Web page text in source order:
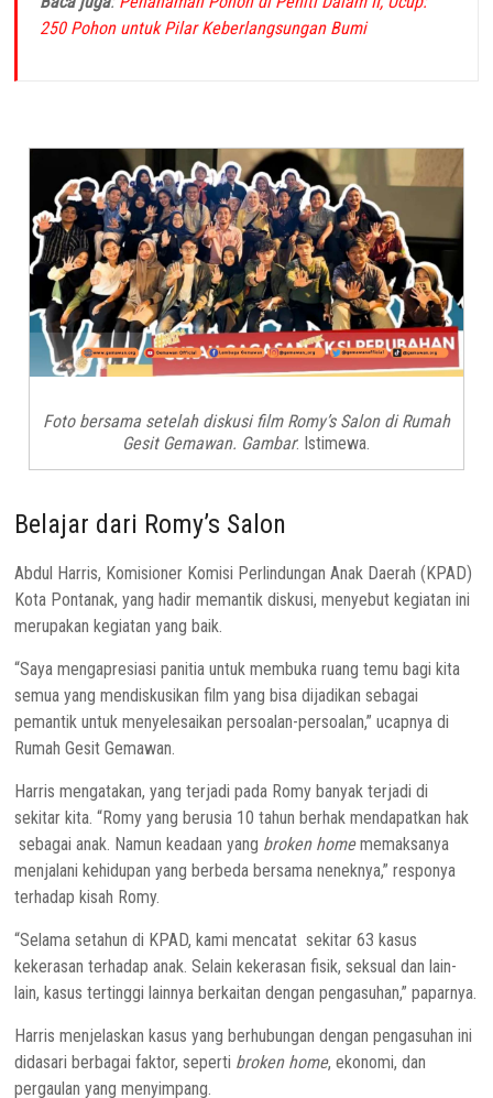
250 Pohon untuk Pilar Keberlangsungan Bumi
Foto bersama setelah diskusi film Romy’s Salon di Rumah
Gesit Gemawan. Gambar: Istimewa.
Belajar dari Romy’s Salon
Abdul Harris, Komisioner Komisi Perlindungan Anak Daerah (KPAD)
Kota Pontanak, yang hadir memantik diskusi, menyebutkegiatan ini
merupakan kegiatan yang baik.
“Saya mengapresiasi panitia untuk membuka ruang temu bagi kita
semua yang mendiskusikan film yang bisa dijadikan sebagai
pemantik untuk menyelesaikan persoalan-persoalan,” ucapnya di
Rumah Gesit Gemawan.
Harris mengatakan, yang terjadi pada Romy banyak terjadi di
sekitar kita. “Romy yang berusia 10 tahun berhak mendapatkan hak
sebagai anak. Namun keadaan yang broken homememaksanya
menjalani kehidupan yang berbeda bersama neneknya,” responya
terhadap kisah Romy.
“Selama setahun di KPAD, kami mencatat sekitar 63 kasus
kekerasan terhadap anak. Selain kekerasan fisik, seksual dan lain-
lain, kasus tertinggi lainnya berkaitan dengan pengasuhan,” paparnya.
Harris menjelaskan kasus yang berhubungan dengan pengasuhan ini
didasari berbagai faktor, seperti broken home, ekonomi, dan
pergaulan yang menyimpang.